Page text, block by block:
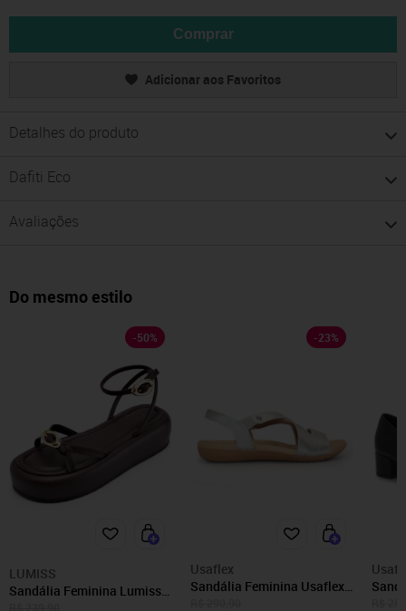
Comprar
Adicionar aos Favoritos
Detalhes do produto
Dafiti Eco
Avaliações
Do mesmo estilo
-50%
LUMISS
Sandália Feminina Lumiss
-23%
Usaflex
Sandália Feminina Usaflex